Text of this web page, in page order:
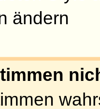
Wenn Sie
dem Grund
haben).